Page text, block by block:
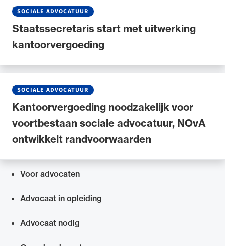
Staatssecretaris start met uitwerking
kantoorvergoeding
SOCIALE ADVOCATUUR
NIEUWS • 30 APRIL 2026
Kantoorvergoeding noodzakelijk voor
voortbestaan sociale advocatuur, NOvA
ontwikkelt randvoorwaarden
SOCIALE ADVOCATUUR
NIEUWS • 09 APRIL 2026
Voor advocaten
Advocaat in opleiding
Advocaat nodig